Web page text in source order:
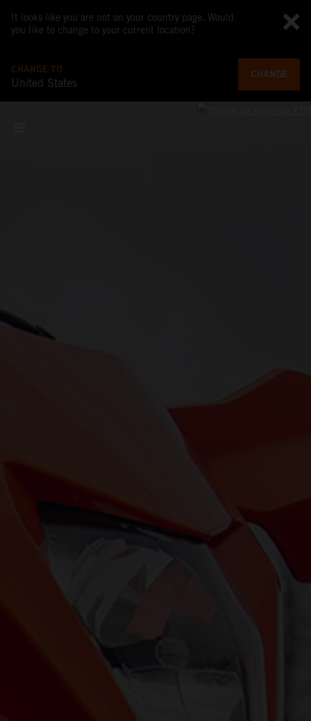
It looks like you are not on your country page. Would
you like to change to your current location?
CHANGE TO
United States
CHANGE